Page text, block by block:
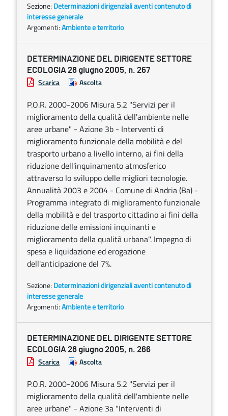
Sezione: Determinazioni dirigenziali aventi contenuto di
interesse generale
Argomenti:Ambiente e territorio
DETERMINAZIONE DEL DIRIGENTE SETTORE
ECOLOGIA 28 giugno 2005, n. 267
Scarica Ascolta
P.O.R. 2000-2006 Misura 5.2 "Servizi per il
miglioramento della qualità dell'ambiente nelle
aree urbane" - Azione 3b - Interventi di
miglioramento funzionale della mobilità e del
trasporto urbano a livello interno, ai fini della
riduzione dell'inquinamento atmosferico
attraverso lo sviluppo delle migliori tecnologie.
Annualità 2003 e 2004 - Comune di Andria (Ba) -
Programma integrato di miglioramento funzionale
della mobilità e del trasporto cittadino ai fini della
riduzione delle emissioni inquinanti e
miglioramento della qualità urbana". Impegno di
spesa e liquidazione ed erogazione
dell'anticipazione del 7%.
Sezione: Determinazioni dirigenziali aventi contenuto di
interesse generale
Argomenti:Ambiente e territorio
DETERMINAZIONE DEL DIRIGENTE SETTORE
ECOLOGIA 28 giugno 2005, n. 266
Scarica Ascolta
P.O.R. 2000-2006 Misura 5.2 "Servizi per il
miglioramento della qualità dell'ambiente nelle
aree urbane" - Azione 3a "Interventi di